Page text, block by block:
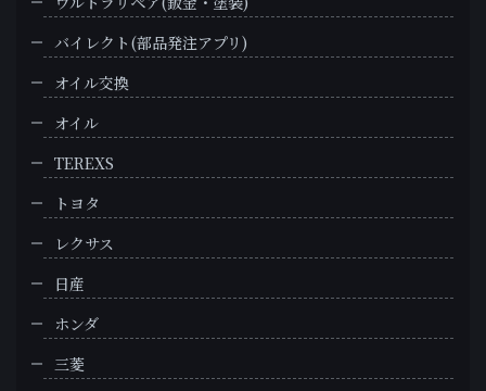
バイレクト(部品発注アプリ)
オイル交換
オイル
TEREXS
トヨタ
レクサス
日産
ホンダ
三菱